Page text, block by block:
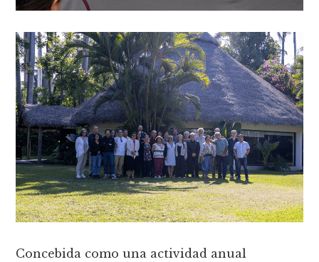
Concebida como una actividad anual